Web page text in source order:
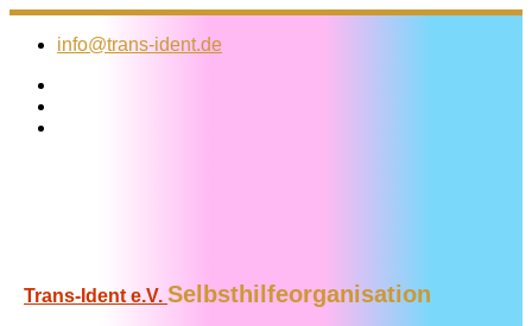
Zum
Inhalt
info@trans-ident.de
Trans-Ident e.V. Selbsthilfeorganisation